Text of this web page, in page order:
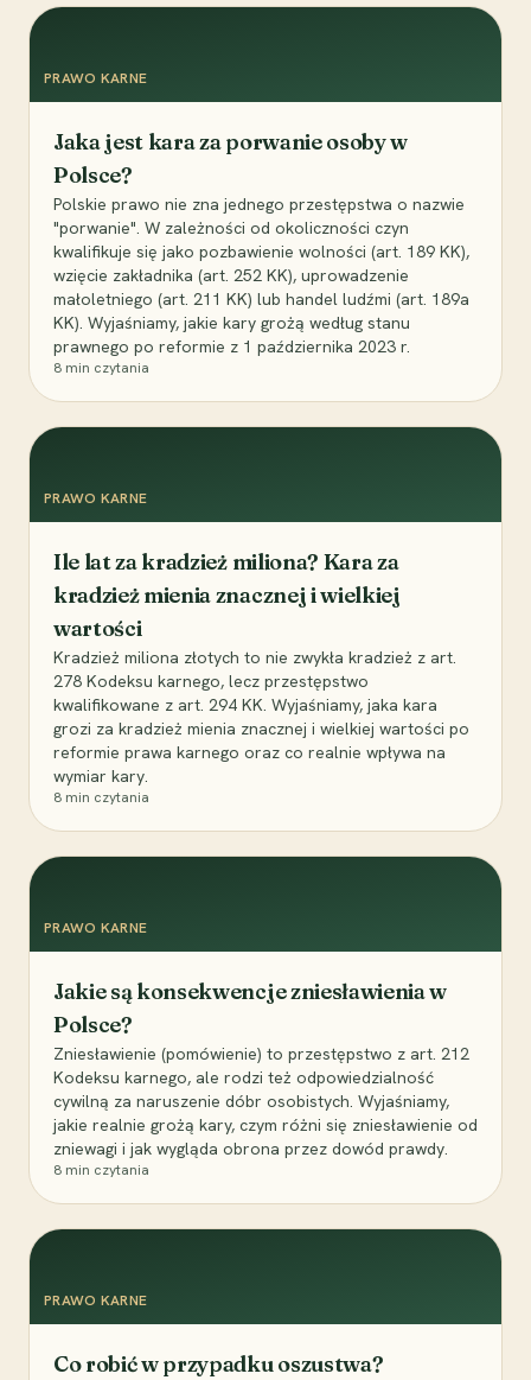
PRAWO KARNE
Jaka jest kara za porwanie osoby w
Polsce?
Polskie prawo nie zna jednego przestępstwa o nazwie
"porwanie". W zależności od okoliczności czyn
kwalifikuje się jako pozbawienie wolności (art. 189 KK),
wzięcie zakładnika (art. 252 KK), uprowadzenie
małoletniego (art. 211 KK) lub handel ludźmi (art. 189a
KK). Wyjaśniamy, jakie kary grożą według stanu
prawnego po reformie z 1 października 2023 r.
8 min czytania
PRAWO KARNE
Ile lat za kradzież miliona? Kara za
kradzież mienia znacznej i wielkiej
wartości
Kradzież miliona złotych to nie zwykła kradzież z art.
278 Kodeksu karnego, lecz przestępstwo
kwalifikowane z art. 294 KK. Wyjaśniamy, jaka kara
grozi za kradzież mienia znacznej i wielkiej wartości po
reformie prawa karnego oraz co realnie wpływa na
wymiar kary.
8 min czytania
PRAWO KARNE
Jakie są konsekwencje zniesławienia w
Polsce?
Zniesławienie (pomówienie) to przestępstwo z art. 212
Kodeksu karnego, ale rodzi też odpowiedzialność
cywilną za naruszenie dóbr osobistych. Wyjaśniamy,
jakie realnie grożą kary, czym różni się zniesławienie od
zniewagi i jak wygląda obrona przez dowód prawdy.
8 min czytania
PRAWO KARNE
Co robić w przypadku oszustwa?